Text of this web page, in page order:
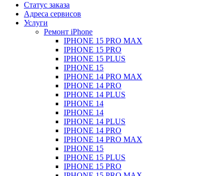
Статус заказа
Адреса сервисов
Услуги
Ремонт iPhone
IPHONE 15 PRO MAX
IPHONE 15 PRO
IPHONE 15 PLUS
IPHONE 15
IPHONE 14 PRO MAX
IPHONE 14 PRO
IPHONE 14 PLUS
IPHONE 14
IPHONE 14
IPHONE 14 PLUS
IPHONE 14 PRO
IPHONE 14 PRO MAX
IPHONE 15
IPHONE 15 PLUS
IPHONE 15 PRO